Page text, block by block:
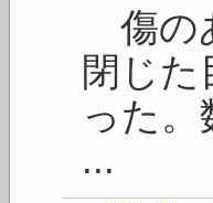
傷の
閉じ
った
...